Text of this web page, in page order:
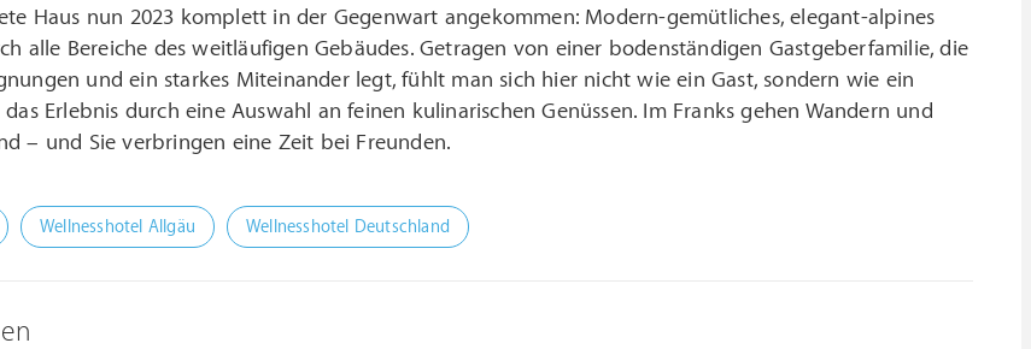
Haus nun 2023 komplett in der Gegenwart angekommen: Modern-gemütliches, elegant-alpines
alle Bereiche des weitläufigen Gebäudes. Getragen von einer bodenständigen Gastgeberfamilie, die
und ein starkes Miteinander legt, fühlt man sich hier nicht wie ein Gast, sondern wie ein
Erlebnis durch eine Auswahl an feinen kulinarischen Genüssen. Im Franks gehen Wandern und
– und Sie verbringen eine Zeit bei Freunden.
Wellnesshotel Allgäu Wellnesshotel Deutschland